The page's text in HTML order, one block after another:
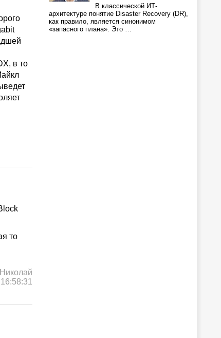
в то
то
Николай
В классической ИТ-
архитектуре понятие Disaster Recovery (DR),
как правило, является синонимом
«запасного плана». Это …